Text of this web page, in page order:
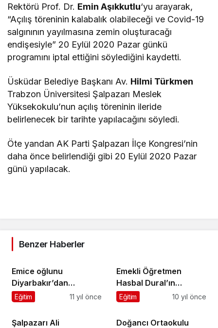
Rektörü Prof. Dr. Emin Aşıkkutlu‘yu arayarak,
“Açılış töreninin kalabalık olabileceği ve Covid-19
salgınının yayılmasına zemin oluşturacağı
endişesiyle” 20 Eylül 2020 Pazar günkü
programını iptal ettiğini söylediğini kaydetti.
Üsküdar Belediye Başkanı Av. Hilmi Türkmen
Trabzon Üniversitesi Şalpazarı Meslek
Yüksekokulu’nun açılış töreninin ileride
belirlenecek bir tarihte yapılacağını söyledi.
Öte yandan AK Parti Şalpazarı İlçe Kongresi’nin
daha önce belirlendiği gibi 20 Eylül 2020 Pazar
günü yapılacak.
Benzer Haberler
Emice oğlunu
Diyarbakır’dan
evlendirdi
Eğitim 11 yıl önce
Emekli Öğretmen
Hasbal Dural’ın
cenazesi Geyikli’de
Eğitim 10 yıl önce
Şalpazarı Ali
Doğancı Ortaokulu